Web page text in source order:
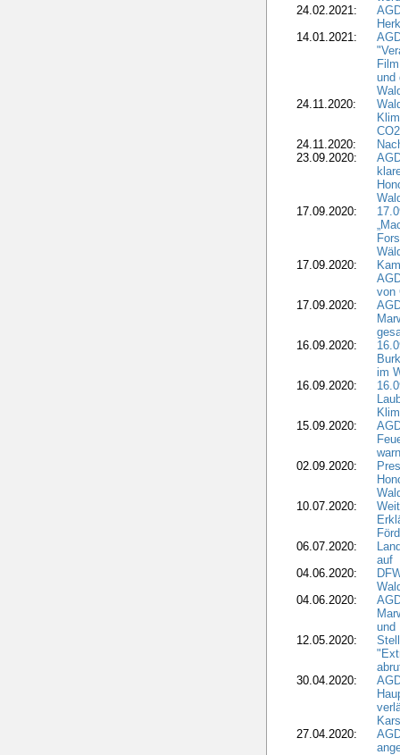
24.02.2021:
14.01.2021:
und
24.11.2020:
24.11.2020:
23.09.2020:
17.09.2020:
17.09.2020:
von
17.09.2020:
16.09.2020:
im
16.09.2020:
15.09.2020:
02.09.2020:
10.07.2020:
06.07.2020:
auf
04.06.2020:
04.06.2020:
und
12.05.2020:
30.04.2020:
27.04.2020: